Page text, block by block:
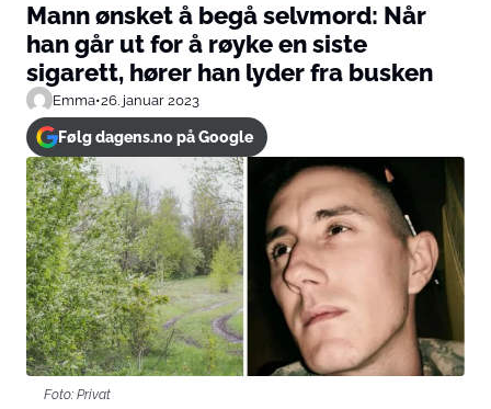
Mann ønsket å begå selvmord: Når
han går ut for å røyke en siste
sigarett, hører han lyder fra busken
Emma•26. januar 2023
Følg dagens.no på Google
Foto: Privat